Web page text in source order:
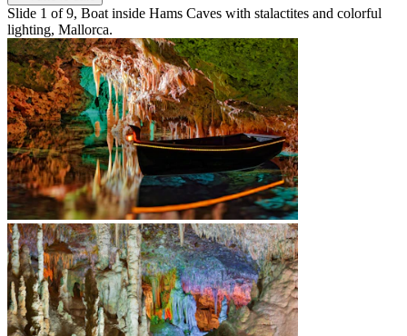
Slide 1 of 9, Boat inside Hams Caves with stalactites and colorful
lighting, Mallorca.